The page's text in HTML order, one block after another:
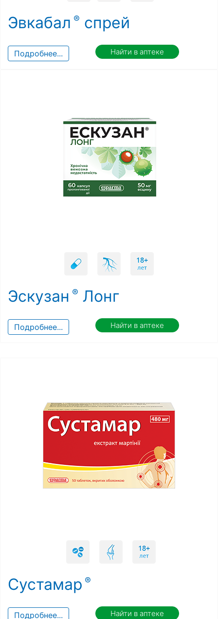
Эвкабал спрей
Найти в аптеке
Подробнее...
Эскузан Лонг
Найти в аптеке
Подробнее...
Сустамар
Найти в аптеке
Подробнее...